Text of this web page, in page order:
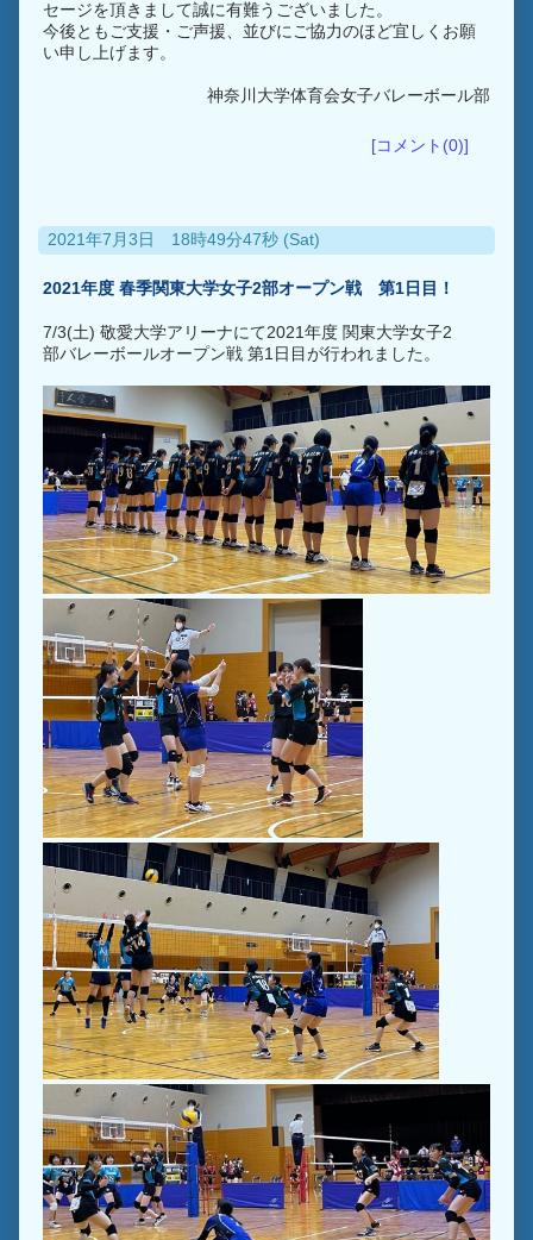
セージを頂きまして誠に有難うございました。
今後ともご支援・ご声援、並びにご協力のほど宜しくお願
い申し上げます。
神奈川大学体育会女子バレーボール部
[コメント(0)]
2021年7月3日 18時49分47秒 (Sat)
2021年度 春季関東大学女子2部オープン戦 第1日目！
7/3(土) 敬愛大学アリーナにて2021年度 関東大学女子2
部バレーボールオープン戦 第1日目が行われました。